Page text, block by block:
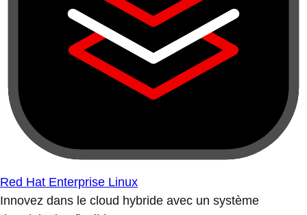
Red Hat Enterprise Linux
Innovez dans le cloud hybride avec un système